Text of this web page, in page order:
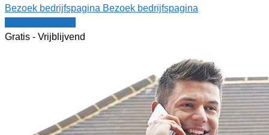
Bezoek bedrijfspagina Bezoek bedrijfspagina
Gratis - Vrijblijvend